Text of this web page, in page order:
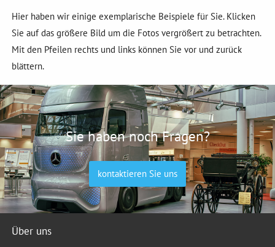
Hier haben wir einige exemplarische Beispiele für Sie. Klicken
Sie auf das größere Bild um die Fotos vergrößert zu betrachten.
Mit den Pfeilen rechts und links können Sie vor und zurück
blättern.
Sie haben noch Fragen?
kontaktieren Sie uns
Über uns